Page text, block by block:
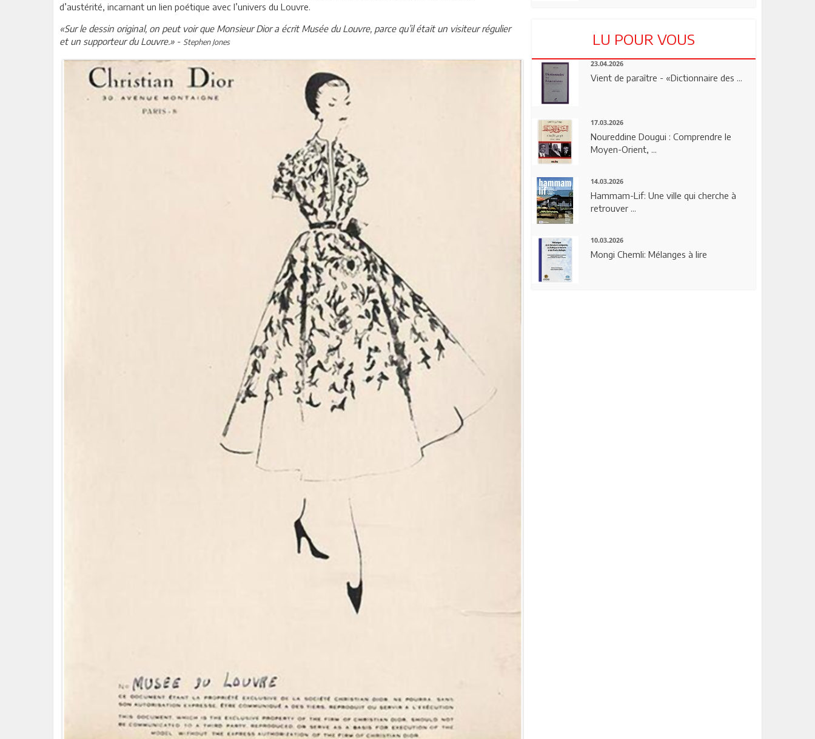
d’austérité, incarnant un lien poétique avec l’univers du Louvre.
«Sur le dessin original, on peut voir que Monsieur Dior a écrit Musée du Louvre, parce qu’il était un visiteur régulier
et un supporteur du Louvre.» - Stephen Jones LU POUR VOUS
23.04.2026
Vient de paraître - «Dictionnaire des ...
17.03.2026
Noureddine Dougui : Comprendre le
Moyen-Orient, ...
14.03.2026
Hammam-Lif: Une ville qui cherche à
retrouver ...
10.03.2026
Mongi Chemli: Mélanges à lire